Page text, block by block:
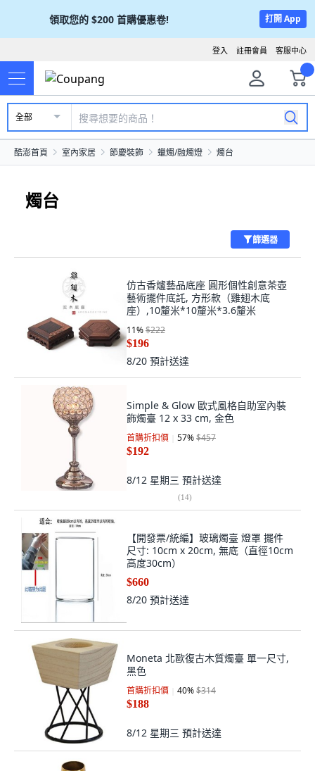
領取您的 $200 首購優惠卷! 打開 App
客服中心
註冊會員
登入
全部
酷澎首頁 室內家居 節慶裝飾 蠟燭/融燭燈 燭台
燭台
篩選器
仿古香爐藝品底座 圓形個性創意茶壺
藝術擺件底託, 方形款（雞翅木底
座）,10釐米*10釐米*3.6釐米
11%$222
$196
8/20 預計送達
Simple & Glow 歐式風格自助室內裝
飾燭臺 12 x 33 cm, 金色
首購折扣價 57%$457
$192
8/12 星期三 預計送達
(14)
【開發票/統編】玻璃燭臺 燈罩 擺件
尺寸: 10cm x 20cm, 無底（直徑10cm
高度30cm）
$660
8/20 預計送達
Moneta 北歐復古木質燭臺 單一尺寸,
黑色
首購折扣價 40%$314
$188
8/12 星期三 預計送達